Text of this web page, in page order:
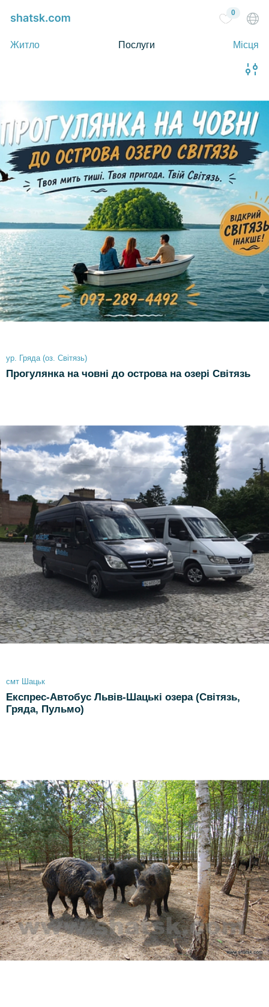
Житло Послуги Місця
0
ур. Гряда (оз. Світязь)
Прогулянка на човні до острова на озері Світязь
смт Шацьк
Експрес-Автобус Львів-Шацькі озера (Світязь,
Гряда, Пульмо)